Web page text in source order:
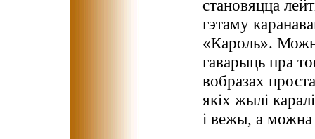
становяцца
гэтаму
«Кароль».
гаварыць пра
вобразах
якіх жылі
і вежы, а можна